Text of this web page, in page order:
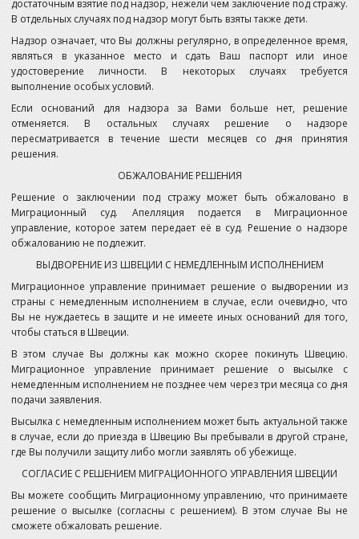
достаточным взятие под надзор, нежели чем заключение под стражу.
В отдельных случаях под надзор могут быть взяты также дети.
Надзор означает, что Вы должны регулярно, в определенное время,
являться в указанное место и сдать Ваш паспорт или иное
удостоверение личности. В некоторых случаях требуется
выполнение особых условий.
Если оснований для надзора за Вами больше нет, решение
отменяется. В остальных случаях решение о надзоре
пересматривается в течение шести месяцев со дня принятия
решения.
ОБЖАЛОВАНИЕ РЕШЕНИЯ
Решение о заключении под стражу может быть обжаловано в
Миграционный суд. Апелляция подается в Миграционное
управление, которое затем передает её в суд. Решение о надзоре
обжалованию не подлежит.
ВЫДВОРЕНИЕ ИЗ ШВЕЦИИ С НЕМЕДЛЕННЫМ ИСПОЛНЕНИЕМ
Миграционное управление принимает решение о выдворении из
страны с немедленным исполнением в случае, если очевидно, что
Вы не нуждаетесь в защите и не имеете иных оснований для того,
чтобы статься в Швеции.
В этом случае Вы должны как можно скорее покинуть Швецию.
Миграционное управление принимает решение о высылке с
немедленным исполнением не позднее чем через три месяца со дня
подачи заявления.
Высылка с немедленным исполнением может быть актуальной также
в случае, если до приезда в Швецию Вы пребывали в другой стране,
где Вы получили защиту либо могли заявлять об убежище.
СОГЛАСИЕ С РЕШЕНИЕМ МИГРАЦИОННОГО УПРАВЛЕНИЯ ШВЕЦИИ
Вы можете сообщить Миграционному управлению, что принимаете
решение о высылке (согласны с решением). В этом случае Вы не
сможете обжаловать решение.